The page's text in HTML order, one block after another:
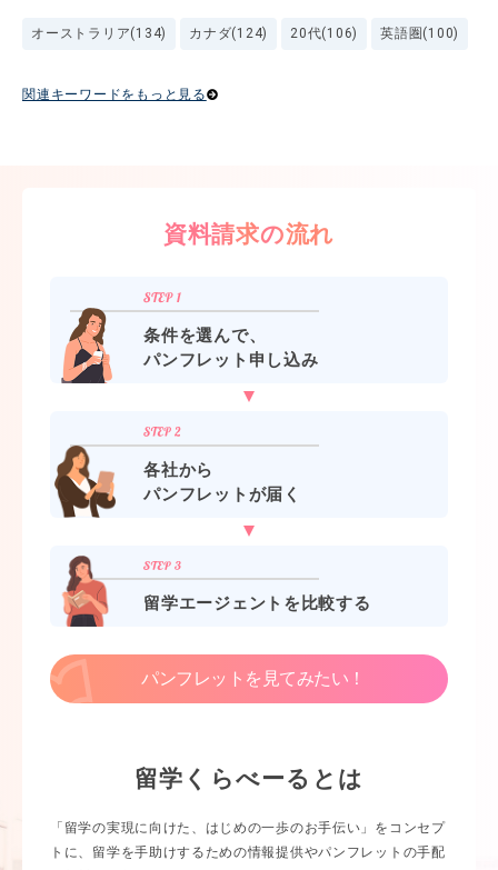
オーストラリア(134) カナダ(124) 20代(106) 英語圏(100)
関連キーワードをもっと見る
資料請求の流れ
条件を選んで、
パンフレット申し込み
各社から
パンフレットが届く
留学エージェントを比較する
パンフレットを見てみたい！
留学くらべーるとは
「留学の実現に向けた、はじめの一歩のお手伝い」をコンセプ
トに、留学を手助けするための情報提供やパンフレットの手配